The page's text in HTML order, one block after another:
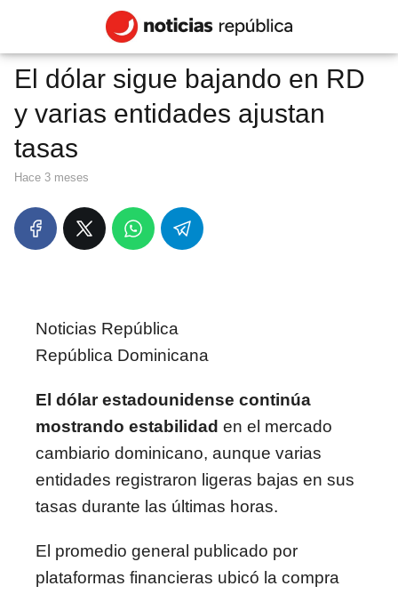
El dólar sigue bajando en RD
y varias entidades ajustan
tasas
hace 3 meses
Noticias República
República Dominicana
El dólar estadounidense continúa
mostrando estabilidad en el mercado
cambiario dominicano, aunque varias
entidades registraron ligeras bajas en sus
tasas durante las últimas horas.
El promedio general publicado por
plataformas financieras ubicó la compra